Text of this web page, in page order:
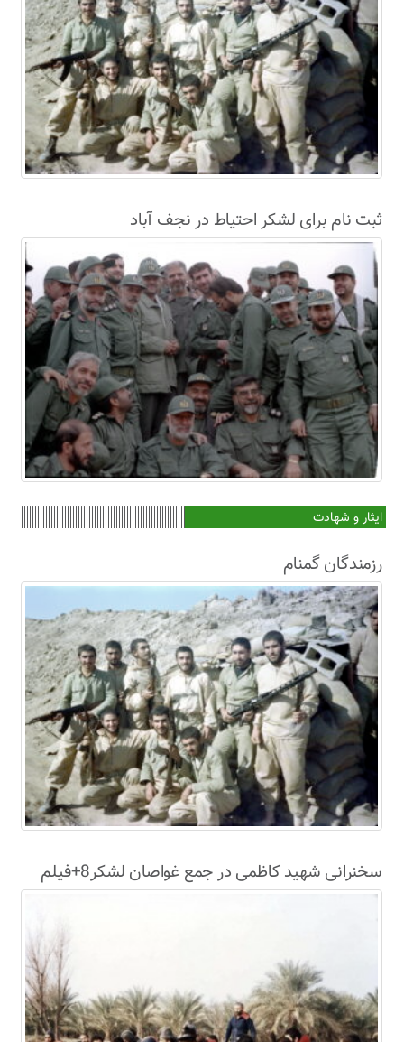
ثبت نام برای لشکر احتیاط در نجف آباد
ایثار و شهادت
رزمندگان گمنام
سخنرانی شهید کاظمی در جمع غواصان لشکر8+فیلم